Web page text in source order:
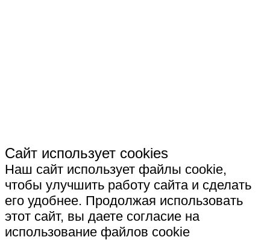
Сайт использует cookies
Наш сайт использует файлы cookie,
чтобы улучшить работу сайта и сделать
его удобнее. Продолжая использовать
этот сайт, вы даете согласие на
использование файлов cookie